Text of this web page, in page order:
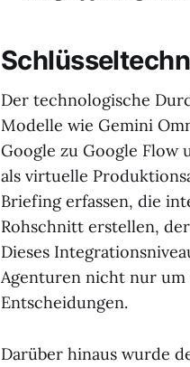
Der technologische
Modelle wie Gemini
Google zu Google Flow
als virtuelle
Briefing erfassen, die
Rohschnitt erstellen,
Dieses
Agenturen nicht nur
Entscheidungen.
Darüber hinaus wurde